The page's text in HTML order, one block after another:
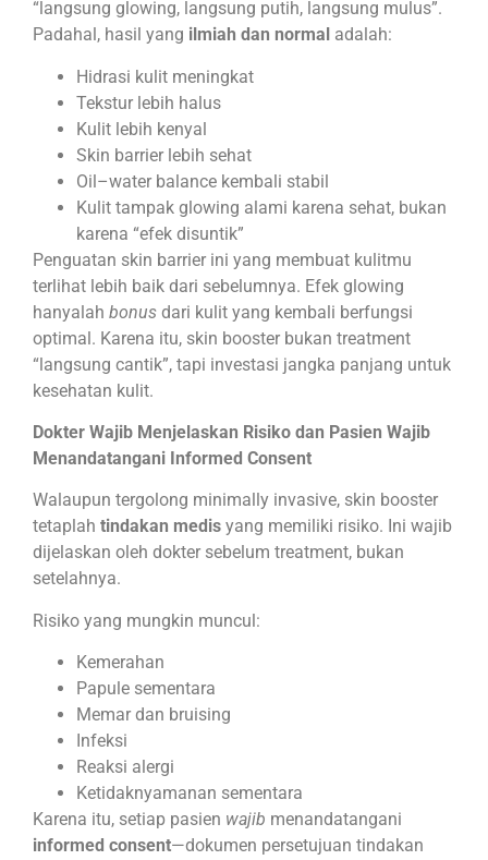
“langsung glowing, langsung putih, langsung mulus”.
Padahal, hasil yang ilmiah dan normal adalah:
Hidrasi kulit meningkat
Tekstur lebih halus
Kulit lebih kenyal
Skin barrier lebih sehat
Oil–water balance kembali stabil
Kulit tampak glowing alami karena sehat, bukan
karena “efek disuntik”
Penguatan skin barrier ini yang membuat kulitmu
terlihat lebih baik dari sebelumnya. Efek glowing
hanyalah bonus dari kulit yang kembali berfungsi
optimal. Karena itu, skin booster bukan treatment
“langsung cantik”, tapi investasi jangka panjang untuk
kesehatan kulit.
Dokter Wajib Menjelaskan Risiko dan Pasien Wajib
Menandatangani Informed Consent
Walaupun tergolong minimally invasive, skin booster
tetaplah tindakan medis yang memiliki risiko. Ini wajib
dijelaskan oleh dokter sebelum treatment, bukan
setelahnya.
Risiko yang mungkin muncul:
Kemerahan
Papule sementara
Memar dan bruising
Infeksi
Reaksi alergi
Ketidaknyamanan sementara
Karena itu, setiap pasien wajib menandatangani
informed consent—dokumen persetujuan tindakan